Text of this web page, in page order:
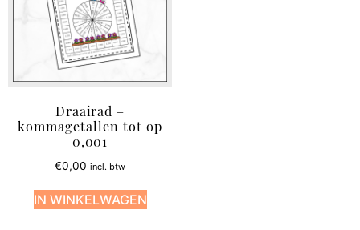
Draairad –
kommagetallen tot op
0,001
€0,00 incl. btw
IN WINKELWAGEN